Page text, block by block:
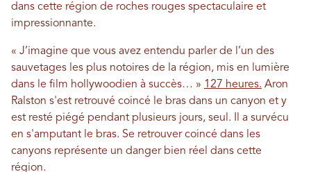
dans cette région de roches rouges spectaculaire et
impressionnante.
« J’imagine que vous avez entendu parler de l’un des
sauvetages les plus notoires de la région, mis en lumière
dans le film hollywoodien à succès… » 127 heures. Aron
Ralston s'est retrouvé coincé le bras dans un canyon et y
est resté piégé pendant plusieurs jours, seul. Il a survécu
en s'amputant le bras. Se retrouver coincé dans les
canyons représente un danger bien réel dans cette
région.